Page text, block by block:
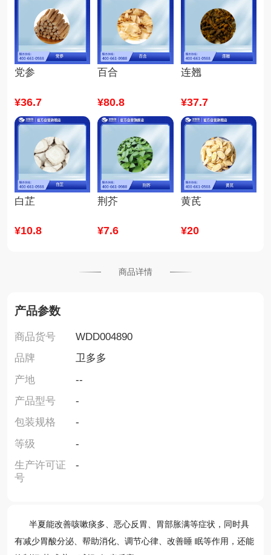
党参
¥36.7
百合
¥80.8
连翘
¥37.7
白芷
¥10.8
荆芥
¥7.6
黄芪
¥20
商品详情
产品参数
商品货号
WDD004890
品牌
卫多多
产地
--
产品型号
-
包装规格
-
等级
-
生产许可证
号
-
半夏能改善咳嗽痰多、恶心反胃、胃部胀满等症状，同时具
有减少胃酸分泌、帮助消化、调节心律、改善睡 眠等作用，还能